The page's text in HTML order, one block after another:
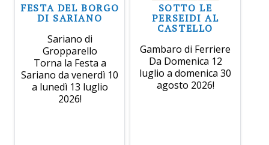
FESTA DEL BORGO
DI SARIANO
Sariano di
Gropparello
Torna la Festa a
Sariano da venerdì 10
a lunedì 13 luglio
2026!
SOTTO LE
PERSEIDI AL
CASTELLO
Gambaro di Ferriere
Da Domenica 12
luglio a domenica 30
agosto 2026!